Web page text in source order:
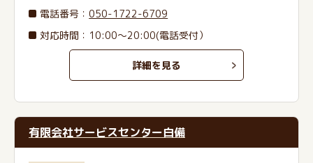
電話番号 ：050-1722-6709
対応時間：10:00～20:00(電話受付）
詳細を見る
有限会社サービスセンター白備